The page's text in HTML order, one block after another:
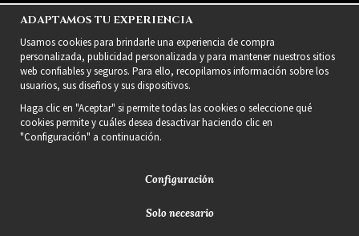
Recibe las mejores ofertas
y nuevos productos!
ADAPTAMOS TU EXPERIENCIA
Usamos cookies para brindarle una experiencia de compra
personalizada, publicidad personalizada y para mantener nuestros sitios
web confiables y seguros. Para ello, recopilamos información sobre los
usuarios, sus diseños y sus dispositivos.
Haga clic en "Aceptar" si permite todas las cookies o seleccione qué
cookies permite y cuáles desea desactivar haciendo clic en
"Configuración" a continuación.
Configuración
Solo necesario